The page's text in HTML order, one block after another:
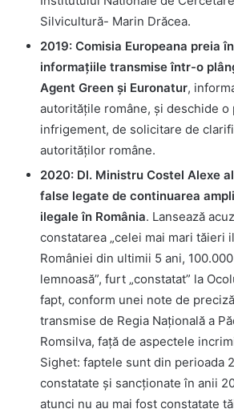
Silvicultură- Marin Drăcea.
2019: Comisia Europeana preia
informațiile transmise într-o
Agent Green și Euronatur,
autoritățile române, și deschide
infrigement, de solicitare de
autorităților române.
2020: Dl. Ministru Costel Alexe
false legate de continuarea
ilegale în România. Lansează
constatarea „celei mai mari tăieri
României din ultimii 5 ani,
lemnoasă”, furt „constatat” la
fapt, conform unei note de
transmise de Regia Națională a
Romsilva, față de aspectele
Sighet: faptele sunt din perioada
constatate și sancționate în anii
atunci nu au mai fost constatate